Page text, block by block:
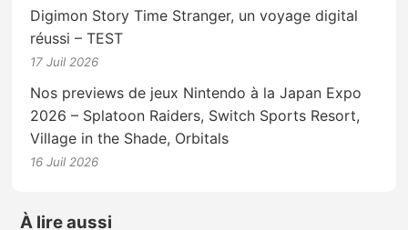
Digimon Story Time Stranger, un voyage digital
réussi – TEST
17 Juil 2026
Nos previews de jeux Nintendo à la Japan Expo
2026 – Splatoon Raiders, Switch Sports Resort,
Village in the Shade, Orbitals
16 Juil 2026
À lire aussi